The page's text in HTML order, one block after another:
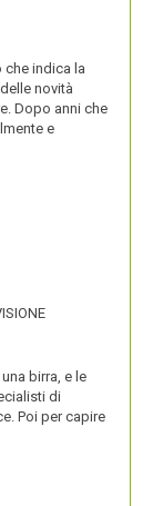
che indica la
novità
Dopo anni che
e
birra, e le
di
Poi per capire